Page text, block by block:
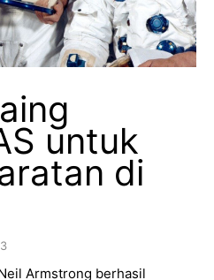
untuk
di
Armstrong berhasil